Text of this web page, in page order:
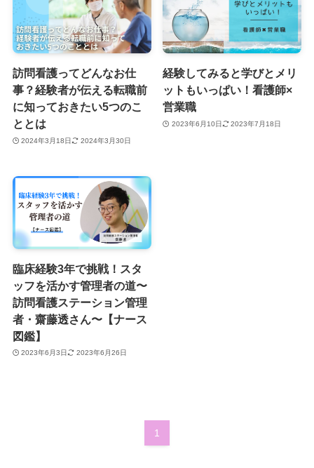
訪問看護ってどんなお仕
事？経験者が伝える転職前
に知っておきたい5つのこ
ととは
2024年3月18日 2024年3月30日
経験してみると学びとメリ
ットもいっぱい！看護師×
営業職
2023年6月10日 2023年7月18日
臨床経験3年で挑戦！スタ
ッフを活かす管理者の道〜
訪問看護ステーション管理
者・齋藤透さん〜【ナース
図鑑】
2023年6月3日 2023年6月26日
1